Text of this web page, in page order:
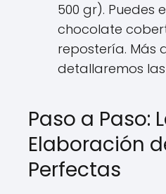
500 gr). Puedes
chocolate
repostería. Más
detallaremos
Paso a Paso:
Elaboración
Perfectas